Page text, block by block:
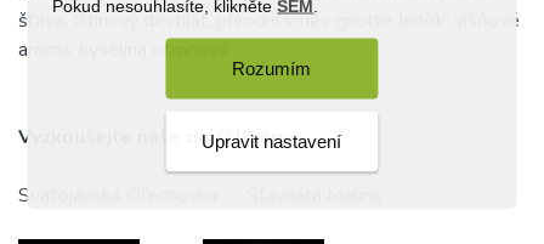
Pokud nesouhlasíte, klikněteSEM
Rozumím
Upravit nastavení
šťáva, třtinový destilát, přírodní směs griotte Jenčík, višňové
aroma, kyselina citronová
Vyzkoušejte naše další likéry:
Svatojánská Ořechovka